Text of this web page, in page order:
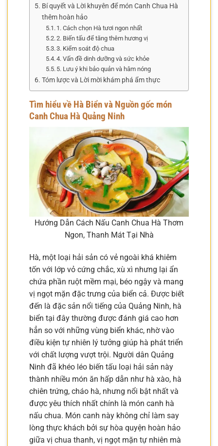
Bí quyết và Lời khuyên để món Canh Chua Hà
thêm hoàn hảo
1. Cách chọn Hà tươi ngon nhất
2. Biến tấu để tăng thêm hương vị
3. Kiểm soát độ chua
4. Vấn đề dinh dưỡng và sức khỏe
5. Lưu ý khi bảo quản và hâm nóng
Tóm lược và Lời mời khám phá ẩm thực
Tìm hiểu về Hà Biển và Nguồn gốc món
Canh Chua Hà Quảng Ninh
Hướng Dẫn Cách Nấu Canh Chua Hà Thơm
Ngon, Thanh Mát Tại Nhà
Hà, một loại hải sản có vẻ ngoài khá khiêm
tốn với lớp vỏ cứng chắc, xù xì nhưng lại ẩn
chứa phần ruột mềm mại, béo ngậy và mang
vị ngọt mặn đặc trưng của biển cả. Được biết
đến là đặc sản nổi tiếng của Quảng Ninh, hà
biển tại đây thường được đánh giá cao hơn
hẳn so với những vùng biển khác, nhờ vào
điều kiện tự nhiên lý tưởng giúp hà phát triển
với chất lượng vượt trội. Người dân Quảng
Ninh đã khéo léo biến tấu loại hải sản này
thành nhiều món ăn hấp dẫn như hà xào, hà
chiên trứng, cháo hà, nhưng nổi bật nhất và
được yêu thích nhất chính là món canh hà
nấu chua. Món canh này không chỉ làm say
lòng thực khách bởi sự hòa quyện hoàn hảo
giữa vị chua thanh, vị ngọt mặn tự nhiên mà